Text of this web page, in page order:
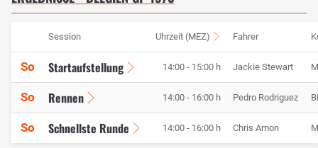
Session Uhrzeit (MEZ) Fahrer
So Startaufstellung 14:00 - 15:00 h Jackie Stewart
So Rennen 14:00 - 16:00 h Pedro Rodriguez
So Schnellste Runde 14:00 - 16:00 h Chris Amon